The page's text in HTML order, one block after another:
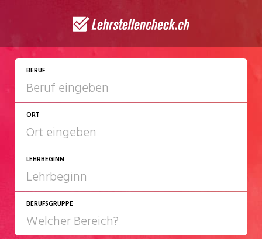
BERUF
ORT
LEHRBEGINN
2027
BERUFSGRUPPE